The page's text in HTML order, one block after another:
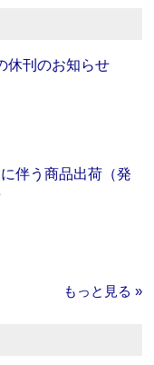
休刊のお知らせ
伴う商品出荷（発
もっと見る »